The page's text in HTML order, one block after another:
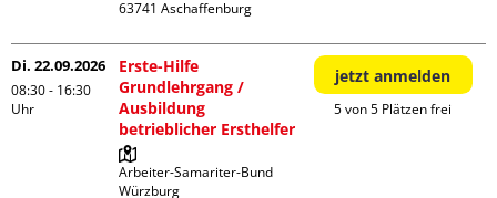
Di. 22.09.2026
08:30 - 16:30
Uhr
Erste-Hilfe
Grundlehrgang /
Ausbildung
betrieblicher Ersthelfer
Arbeiter-Samariter-Bund
Würzburg
jetzt anmelden
5 von 5 Plätzen frei